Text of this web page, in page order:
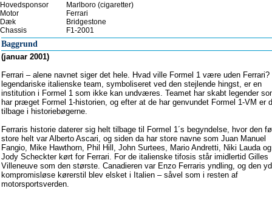
Hovedsponsor
Marlboro (cigaretter)
Motor
Ferrari
Dæk
Bridgestone
Chassis
F1-2001
Baggrund
(januar 2001)
Ferrari – alene navnet siger det hele. Hvad ville Formel 1 være uden Ferrari?
legendariske italienske team, symboliseret ved den stejlende hingst, er en
institution i Formel 1 som ikke kan undværes. Teamet har skabt legender
har præget Formel 1-historien, og efter at de har genvundet Formel 1-VM er
tilbage i historiebøgerne.
Ferraris historie daterer sig helt tilbage til Formel 1´s begyndelse, hvor den
store helt var Alberto Ascari, og siden da har store navne som Juan Manuel
Fangio, Mike Hawthorn, Phil Hill, John Surtees, Mario Andretti, Niki Lauda og
Jody Scheckter kørt for Ferrari. For de italienske tifosis står imidlertid Gilles
Villeneuve som den største. Canadieren var Enzo Ferraris yndling, og den
kompromisløse kørerstil blev elsket i Italien – såvel som i resten af
motorsportsverden.